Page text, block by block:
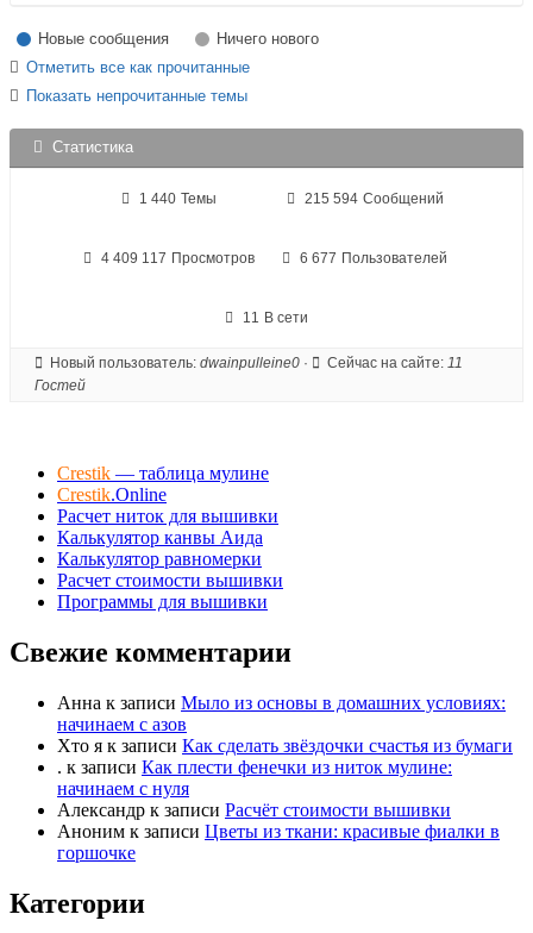
Новые сообщения
Ничего нового
Отметить все как прочитанные
Показать непрочитанные темы
Статистика
1 440 Темы 215 594 Сообщений
4 409 117 Просмотров 6 677 Пользователей
11 В сети
Новый пользователь: dwainpulleine0 · Сейчас на сайте: 11
Гостей
Crestik — таблица мулине
Crestik.Online
Расчет ниток для вышивки
Калькулятор канвы Аида
Калькулятор равномерки
Расчет стоимости вышивки
Программы для вышивки
Свежие комментарии
Анна к записи Мыло из основы в домашних условиях:
начинаем с азов
Хто я к записи Как сделать звёздочки счастья из бумаги
. к записи Как плести фенечки из ниток мулине:
начинаем с нуля
Александр к записи Расчёт стоимости вышивки
Аноним к записи Цветы из ткани: красивые фиалки в
горшочке
Категории